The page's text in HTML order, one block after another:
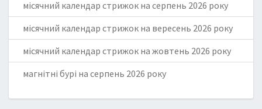
місячний календар стрижок на серпень 2026 року
місячний календар стрижок на вересень 2026 року
місячний календар стрижок на жовтень 2026 року
магнітні бурі на серпень 2026 року